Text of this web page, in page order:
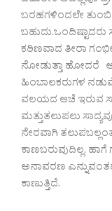
ಬರಹಗಳಿಂದಲೇ
ಕಠಿಣವಾದ ತೀರಾ
ನೋಡುತ್ತಾ ಹೋದರೆ ಆ
ಹಿಂಬಾಲಕರುಗಳ
ವಲಯದ ಆಚೆ ಇರುವ
ಮತ್ತುತಲುಪಲು
ನೇರವಾಗಿ
ಕಾಣಬರುವುದಿಲ್ಲ.
ಅನಾವರಣ
ಕಾಣುತ್ತಿದೆ.